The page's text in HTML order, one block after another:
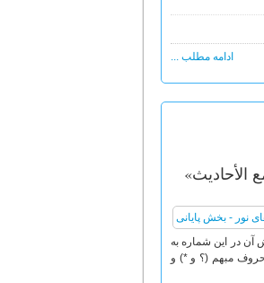
ادامه مطلب ...
آن در این شماره به
حروف مبهم (؟ و *) و